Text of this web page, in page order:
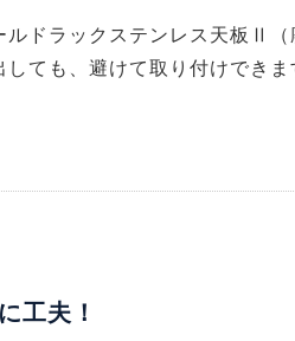
ルドラックステンレス天板Ⅱ
しても、避けて取り付けできま
工夫！